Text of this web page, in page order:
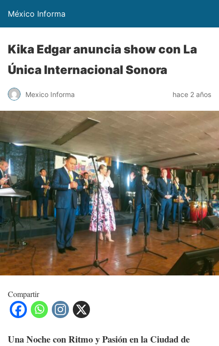
México Informa
Kika Edgar anuncia show con La
Única Internacional Sonora
Mexico Informa hace 2 años
Compartir
Una Noche con Ritmo y Pasión en la Ciudad de